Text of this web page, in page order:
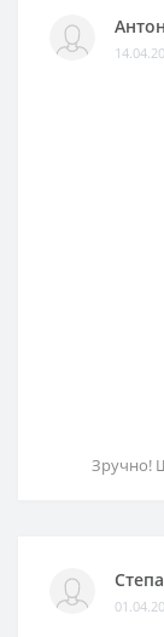
Антон
Зручно!